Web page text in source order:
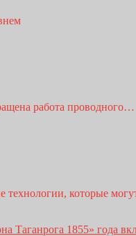
работа проводного…
технологии, которые
Таганрога 1855» года